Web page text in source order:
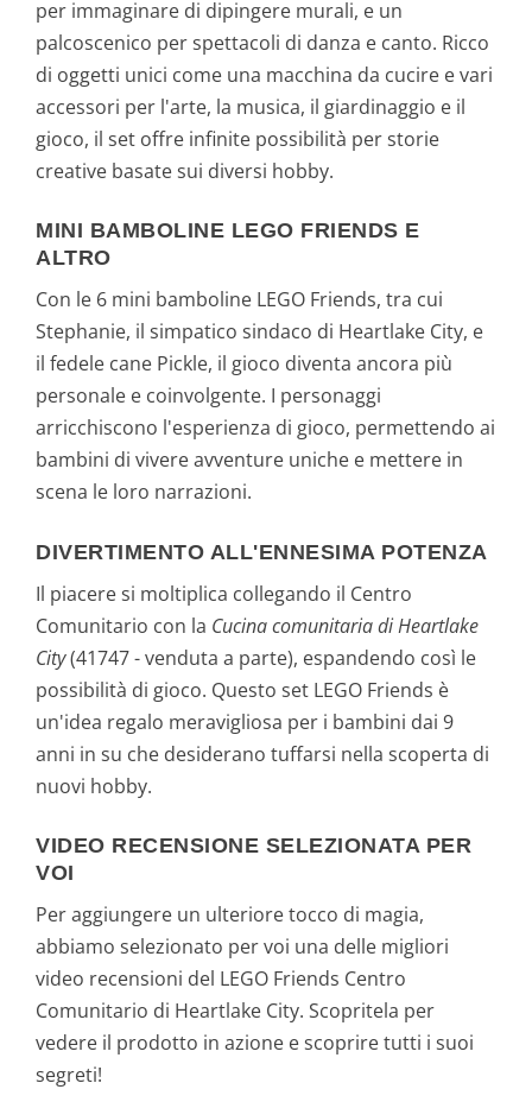
per immaginare di dipingere murali, e un
palcoscenico per spettacoli di danza e canto. Ricco
di oggetti unici come una macchina da cucire e vari
accessori per l'arte, la musica, il giardinaggio e il
gioco, il set offre infinite possibilità per storie
creative basate sui diversi hobby.
MINI BAMBOLINE LEGO FRIENDS E
ALTRO
Con le 6 mini bamboline LEGO Friends, tra cui
Stephanie, il simpatico sindaco di Heartlake City, e
il fedele cane Pickle, il gioco diventa ancora più
personale e coinvolgente. I personaggi
arricchiscono l'esperienza di gioco, permettendo ai
bambini di vivere avventure uniche e mettere in
scena le loro narrazioni.
DIVERTIMENTO ALL'ENNESIMA POTENZA
Il piacere si moltiplica collegando il Centro
Comunitario con la Cucina comunitaria di Heartlake
City(41747 - venduta a parte), espandendo così le
possibilità di gioco. Questo set LEGO Friends è
un'idea regalo meravigliosa per i bambini dai 9
anni in su che desiderano tuffarsi nella scoperta di
nuovi hobby.
VIDEO RECENSIONE SELEZIONATA PER
VOI
Per aggiungere un ulteriore tocco di magia,
abbiamo selezionato per voi una delle migliori
video recensioni del LEGO Friends Centro
Comunitario di Heartlake City. Scopritela per
vedere il prodotto in azione e scoprire tutti i suoi
segreti!